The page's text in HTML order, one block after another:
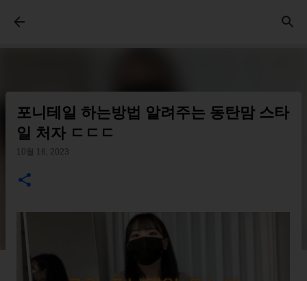
포니테일 하는방법 알려주는 동탄맘 스타
일 처자 ㄷㄷㄷ
10월 16, 2023